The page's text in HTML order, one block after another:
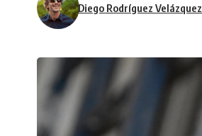
Diego Rodríguez Velázquez